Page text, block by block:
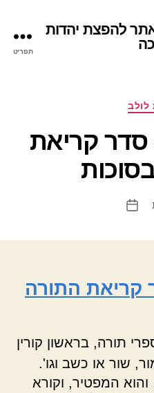
להפצת יהדות
תפריט
לולב
סדר קריאת
תאריך
קריאת התורה
תורה, בראשון קורין
שור או כשב וגו'.
המפטיר, וקורא